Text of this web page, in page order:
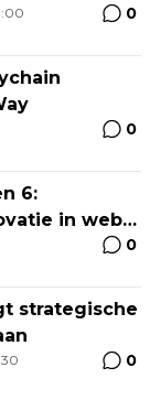
0
0
6:
in web3
0
strategische
0